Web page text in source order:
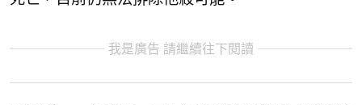
我是廣告 請繼續往下閱讀